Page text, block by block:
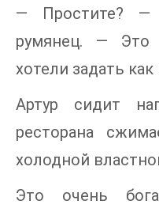
— Простите? —
румянец. — Это
хотели задать
Артур сидит
ресторана
холодной
Это очень